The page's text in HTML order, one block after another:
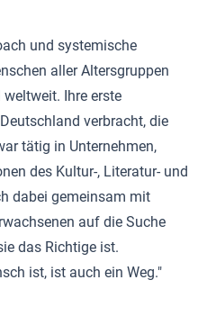
und systemische
aller Altersgruppen
Ihre erste
verbracht, die
tätig in Unternehmen,
des Kultur-, Literatur- und
dabei gemeinsam mit
auf die Suche
das Richtige ist.
ist, ist auch ein Weg."